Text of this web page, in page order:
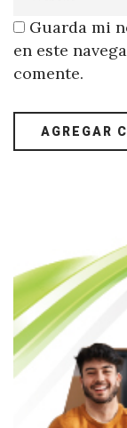
Guarda mi
en este
comente.